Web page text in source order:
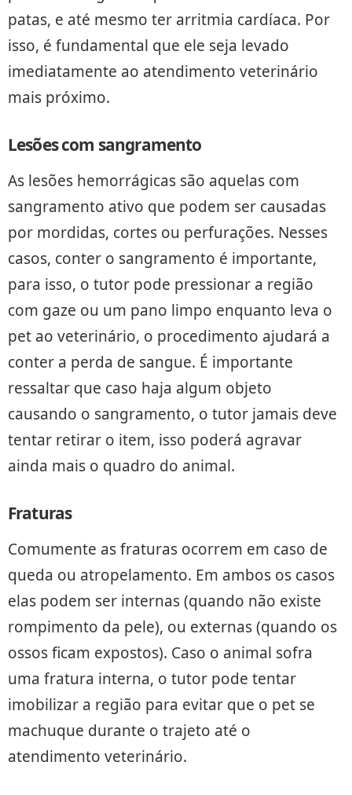
patas, e até mesmo ter arritmia cardíaca. Por
isso, é fundamental que ele seja levado
imediatamente ao atendimento veterinário
mais próximo.
Lesões com sangramento
As lesões hemorrágicas são aquelas com
sangramento ativo que podem ser causadas
por mordidas, cortes ou perfurações. Nesses
casos, conter o sangramento é importante,
para isso, o tutor pode pressionar a região
com gaze ou um pano limpo enquanto leva o
pet ao veterinário, o procedimento ajudará a
conter a perda de sangue. É importante
ressaltar que caso haja algum objeto
causando o sangramento, o tutor jamais deve
tentar retirar o item, isso poderá agravar
ainda mais o quadro do animal.
Fraturas
Comumente as fraturas ocorrem em caso de
queda ou atropelamento. Em ambos os casos
elas podem ser internas (quando não existe
rompimento da pele), ou externas (quando os
ossos ficam expostos). Caso o animal sofra
uma fratura interna, o tutor pode tentar
imobilizar a região para evitar que o pet se
machuque durante o trajeto até o
atendimento veterinário.